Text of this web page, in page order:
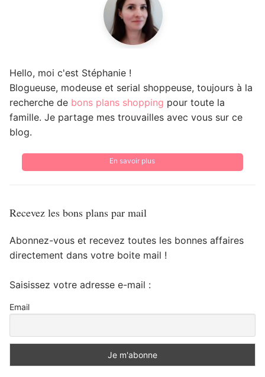
Hello, moi c'est Stéphanie !
Blogueuse, modeuse et serial shoppeuse, toujours à la
recherche de bons plans shopping pour toute la
famille. Je partage mes trouvailles avec vous sur ce
blog.
En savoir plus
Recevez les bons plans par mail
Abonnez-vous et recevez toutes les bonnes affaires
directement dans votre boite mail !
Saisissez votre adresse e-mail :
Email